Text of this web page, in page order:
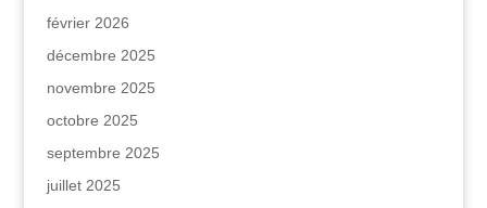
février 2026
décembre 2025
novembre 2025
octobre 2025
septembre 2025
juillet 2025